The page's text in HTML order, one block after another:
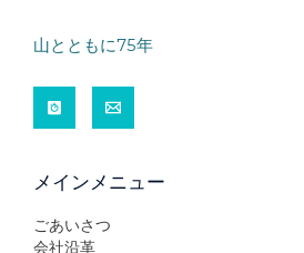
山とともに75年
メインメニュー
ごあいさつ
会社沿革